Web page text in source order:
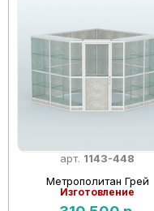
арт. 1143-448
Метрополитан Грей
Изготовление